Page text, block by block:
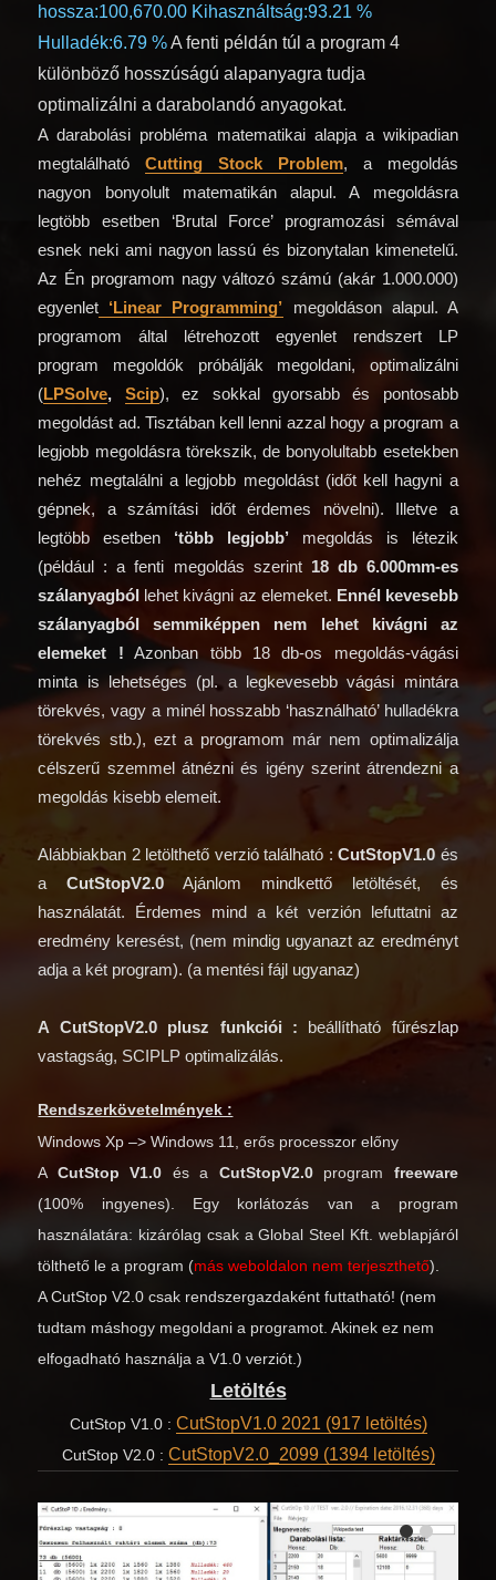
hossza:100,670.00 Kihasználtság:93.21 %
Hulladék:6.79 %A fenti példán túl a program 4
különböző hosszúságú alapanyagra tudja
optimalizálni a darabolandó anyagokat.
A darabolási probléma matematikai alapja a wikipadian
megtalálhatóCutting Stock Problem, a megoldás
nagyon bonyolult matematikán alapul. A megoldásra
legtöbb esetben ‘Brutal Force’ programozási sémával
esnek neki ami nagyon lassú és bizonytalan kimenetelű.
Az Én programom nagy változó számú (akár 1.000.000)
egyenlet ‘Linear Programming’ megoldáson alapul. A
programom által létrehozott egyenlet rendszert LP
program megoldók próbálják megoldani, optimalizálni
(LPSolve, Scip), ez sokkal gyorsabb és pontosabb
megoldást ad. Tisztában kell lenni azzal hogy a program a
legjobb megoldásra törekszik, de bonyolultabb esetekben
nehéz megtalálni a legjobb megoldást (időt kell hagyni a
gépnek, a számítási időt érdemes növelni). Illetve a
legtöbb esetben ‘több legjobb’ megoldás is létezik
(például : a fenti megoldás szerint 18 db 6.000mm-es
szálanyagból lehet kivágni az elemeket. Ennél kevesebb
szálanyagból semmiképpen nem lehet kivágni az
elemeket ! Azonban több 18 db-os megoldás-vágási
minta is lehetséges (pl. a legkevesebb vágási mintára
törekvés, vagy a minél hosszabb ‘használható’ hulladékra
törekvés stb.), ezt a programom már nem optimalizálja
célszerű szemmel átnézni és igény szerint átrendezni a
megoldás kisebb elemeit.
Alábbiakban 2 letölthető verzió található :CutStopV1.0 és
aCutStopV2.0 Ajánlom mindkettő letöltését, és
használatát. Érdemes mind a két verzión lefuttatni az
eredmény keresést, (nem mindig ugyanazt az eredményt
adja a két program). (a mentési fájl ugyanaz)
A CutStopV2.0 plusz funkciói : beállítható fűrészlap
vastagság, SCIPLP optimalizálás.
Rendszerkövetelmények :
Windows Xp –> Windows 11, erős processzor előny
A CutStop V1.0 és a CutStopV2.0program freeware
(100% ingyenes). Egy korlátozás van a program
használatára: kizárólag csak a Global Steel Kft. weblapjáról
tölthető le a program (más weboldalon nem terjeszthető).
A CutStop V2.0 csak rendszergazdaként futtatható! (nem
tudtam máshogy megoldani a programot. Akinek ez nem
elfogadható használja a V1.0 verziót.)
Letöltés
CutStop V1.0 : CutStopV1.0 2021 (917 letöltés)
CutStop V2.0 : CutStopV2.0_2099 (1394 letöltés)